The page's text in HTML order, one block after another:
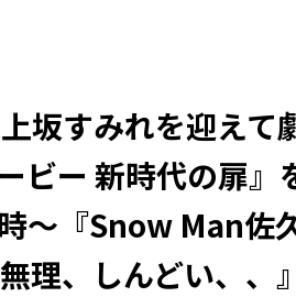
坂すみれを迎えて
ビー 新時代の扉』
～『Snow Man佐
理、しんどい、、』